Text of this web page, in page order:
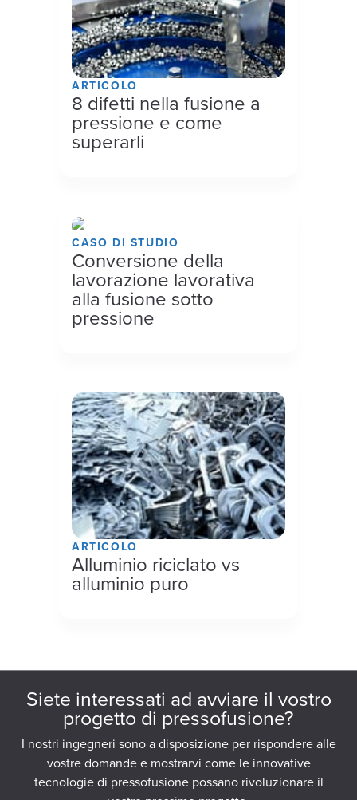
ARTICOLO
8 difetti nella fusione a
pressione e come
superarli
CASO DI STUDIO
Conversione della
lavorazione lavorativa
alla fusione sotto
pressione
ARTICOLO
Alluminio riciclato vs
alluminio puro
Siete interessati ad avviare il vostro
progetto di pressofusione?
I nostri ingegneri sono a disposizione per rispondere alle
vostre domande e mostrarvi come le innovative
tecnologie di pressofusione possano rivoluzionare il